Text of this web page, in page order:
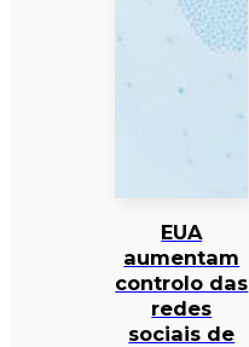
EUA
aumentam
controlo das
redes
sociais de